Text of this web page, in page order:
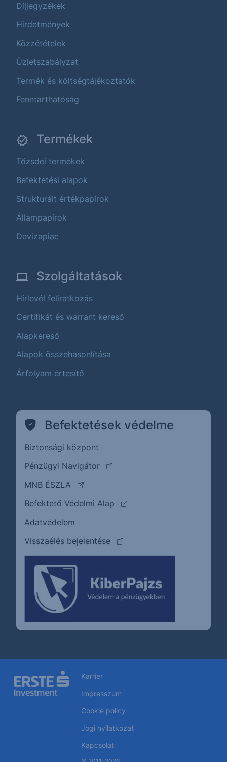
Díjjegyzékek
Hirdetmények
Közzétételek
Üzletszabályzat
Termék és költségtájékoztatók
Fenntarthatóság
Termékek
Tőzsdei termékek
Befektetési alapok
Strukturált értékpapírok
Állampapírok
Devizapiac
Szolgáltatások
Hírlevél feliratkozás
Certifikát és warrant kereső
Alapkereső
Alapok összehasonlítása
Árfolyam értesítő
Befektetések védelme
Biztonsági központ
Pénzügyi Navigátor
(külső oldalra ugrik)
MNB ÉSZLA
(külső oldalra ugrik)
Befektető Védelmi Alap
(külső oldalra ugrik)
Adatvédelem
Visszaélés bejelentése
(külső oldalra ugrik)
Karrier
Impresszum
Cookie policy
Jogi nyilatkozat
Kapcsolat